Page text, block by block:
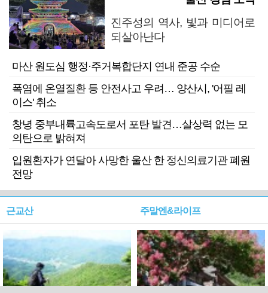
진주성의 역사, 빛과 미디어로
되살아난다
마산 원도심 행정·주거복합단지 연내 준공 수순
폭염에 온열질환 등 안전사고 우려… 양산시, '어필 레
이스' 취소
창녕 중부내륙고속도로서 포탄 발견…살상력 없는 모
의탄으로 밝혀져
입원환자가 연달아 사망한 울산 한 정신의료기관 폐원
전망
근교산 주말엔&라이프